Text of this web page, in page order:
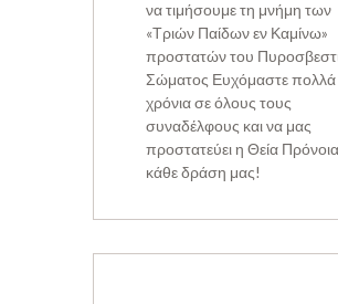
να τιμήσουμε τη μνήμη των
«Τριών Παίδων εν Καμίνω»
προστατών του
Σώματος Ευχόμαστε πολλά
χρόνια σε όλους τους
συναδέλφους και να μας
προστατεύει η Θεία
κάθε δράση μας!